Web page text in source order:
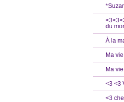
du
À la
Ma
Ma
<3 <3
<3